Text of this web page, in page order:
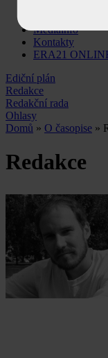
Mediainfo
Kontakty
ERA21
Ediční plán
Redakce
Redakční rada
Ohlasy
Domů » O časopise »
Redakce